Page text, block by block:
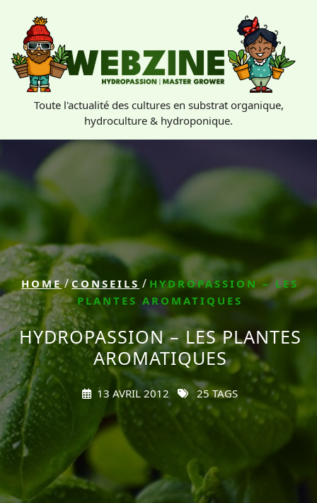
content
Toute l'actualité des cultures en substrat organique,
hydroculture & hydroponique.
HOME/CONSEILS / HYDROPASSION – LES
PLANTES AROMATIQUES
HYDROPASSION – LES PLANTES
AROMATIQUES
13 AVRIL 2012 25 TAGS